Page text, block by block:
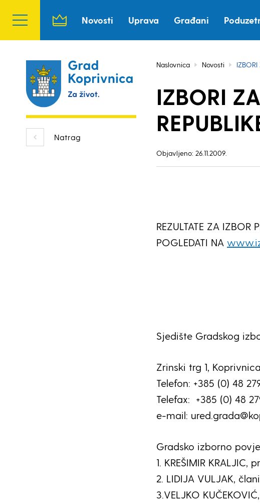
Novosti Uprava Građani
Natrag
Naslovnica Novosti IZBORI
IZBORI
Objavljeno: 26.11.2009.
REZULTATE ZA IZBOR
POGLEDATI NA
Sjedište Gradskog
Zrinski trg 1, Koprivnica
Telefon: +385 (0) 48
Telefax: +385 (0) 48
e-mail:
Gradsko izborno
1. KREŠIMIR KRALJIC,
2. LIDIJA VULJAK,
3.VELJKO